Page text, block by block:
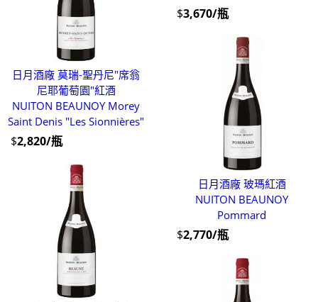
$3,670/瓶
日月酒廠 莫瑞-聖丹尼"席翁
尼耶葡萄園"紅酒
NUITON BEAUNOY Morey
Saint Denis "Les Sionnières"
$2,820/瓶
日月酒廠 玻瑪紅酒
NUITON BEAUNOY
Pommard
$2,770/瓶